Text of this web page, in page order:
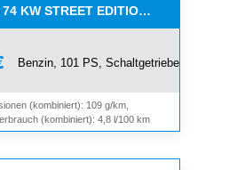
KW STREET EDITION **SOFORT
Benzin, 101 PS, Schaltgetriebe
(kombiniert): 109 g/km,
(kombiniert): 4,8 l/100 km